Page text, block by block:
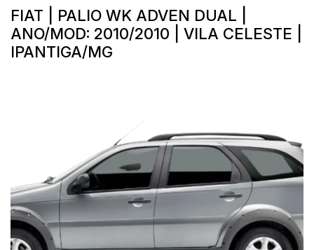
Prédio Comercial
Rural
Terreno
Reboque
FIAT | PALIO WK ADVEN DUAL |
ANO/MOD: 2010/2010 | VILA CELESTE |
IPANTIGA/MG